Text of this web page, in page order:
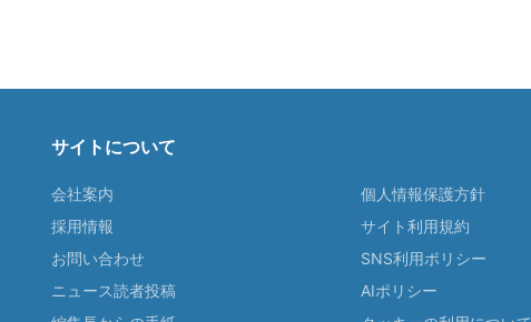
サイトについて
会社案内
採用情報
お問い合わせ
ニュース読者投稿
個人情報保護方針
サイト利用規約
SNS利用ポリシー
AIポリシー